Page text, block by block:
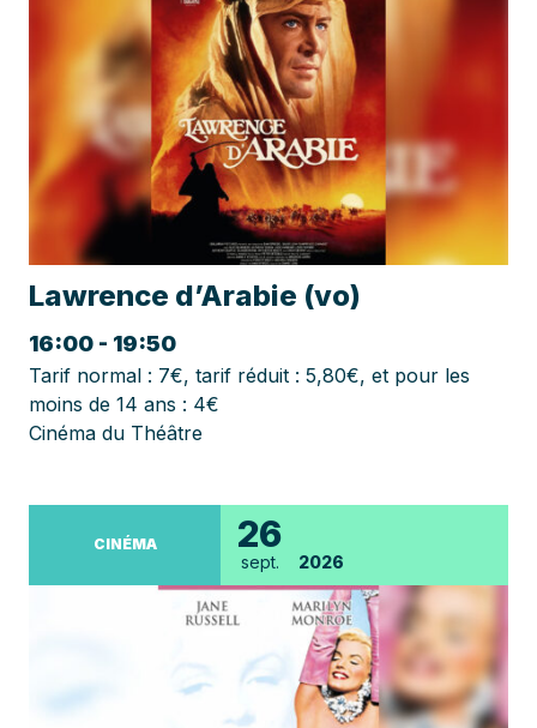
Lawrence d’Arabie (vo)
16:00 - 19:50
Tarif normal : 7€, tarif réduit : 5,80€, et pour les
moins de 14 ans : 4€
Cinéma du Théâtre
CINÉMA 26
sept. 2026